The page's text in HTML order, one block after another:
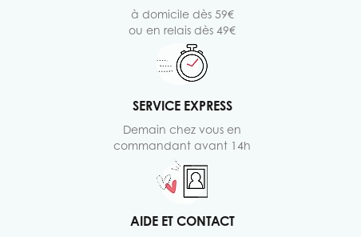
à domicile dès 59€
ou en relais dès 49€
SERVICE EXPRESS
Demain chez vous en
commandant avant 14h
AIDE ET CONTACT